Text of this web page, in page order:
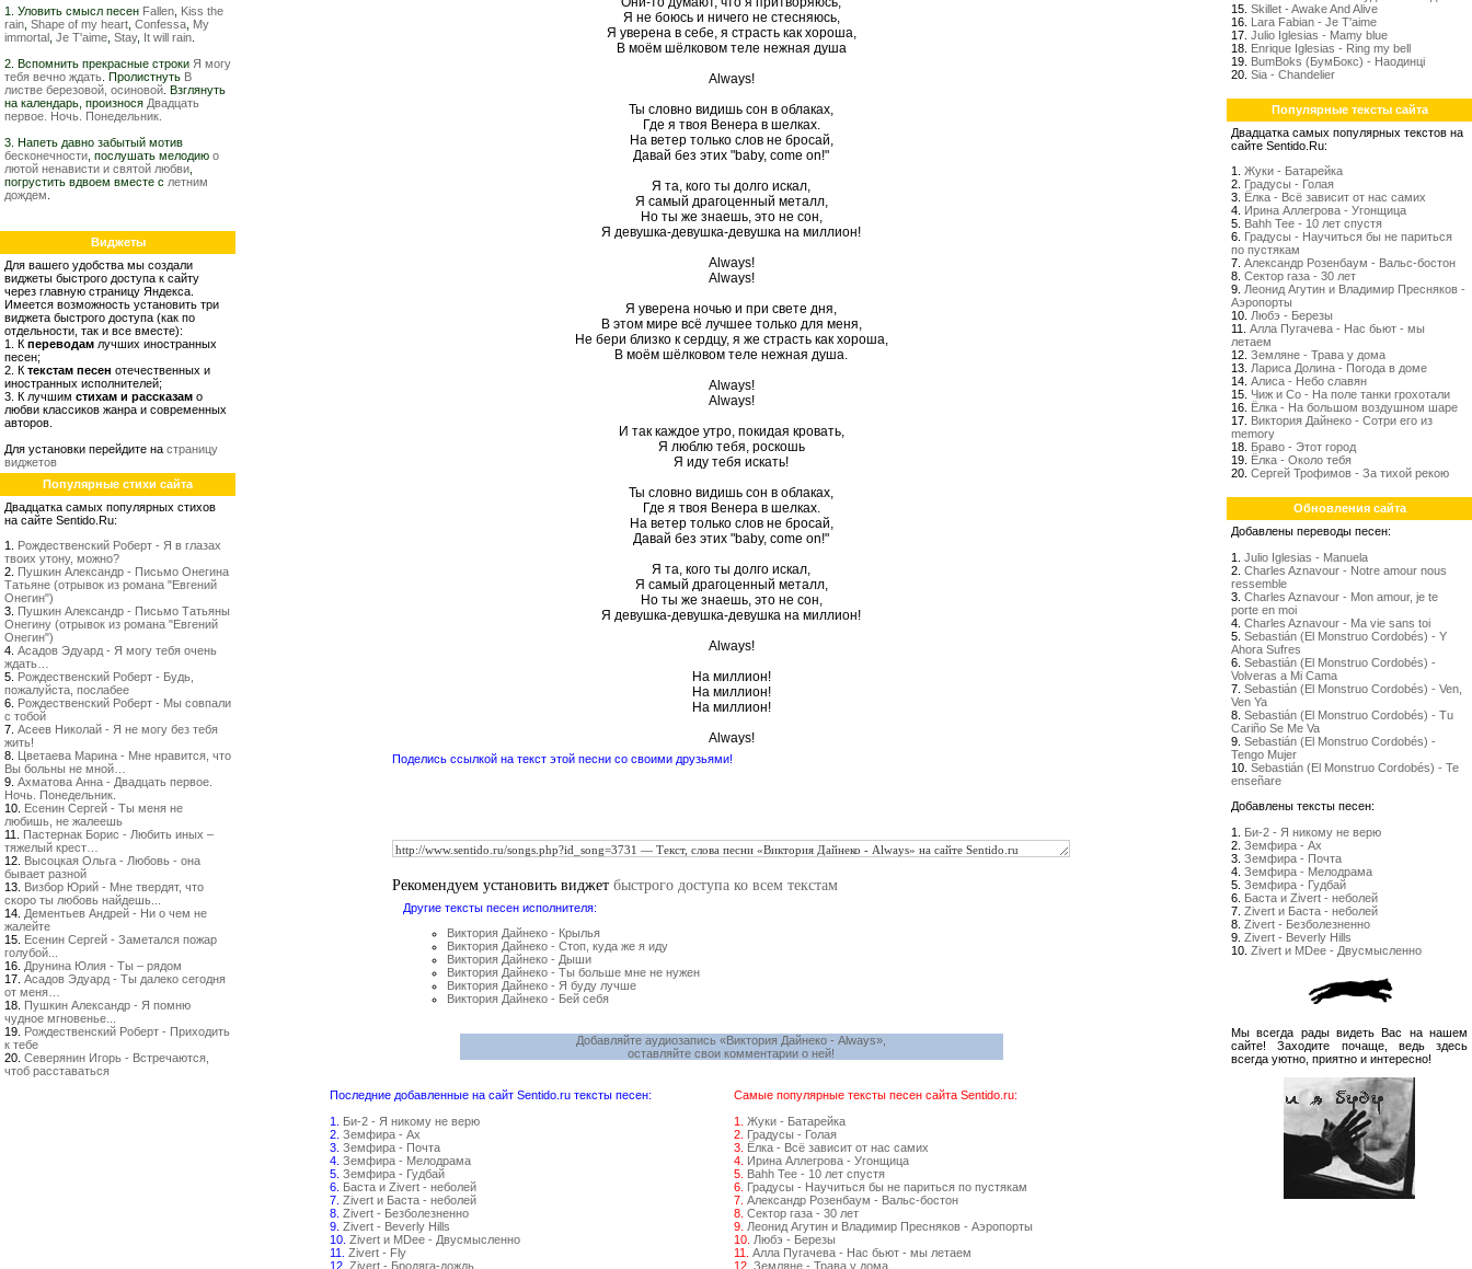
1. Уловить смысл песен Fallen Kiss the
rain Shape of my heart Confessa My
immortal Je T'aime Stay, It will rain
2. Вспомнить прекрасные строки Я могу
тебя вечно ждать . Пролистнуть В
листве березовой, осиновой . Взглянуть
на календарь, произнося Двадцать
первое. Ночь. Понедельник.
3. Напеть давно забытый мотив
бесконечности , послушать мелодию о
лютой ненависти и святой любви
погрустить вдвоем вместе с летним
дождем
Виджеты
Для вашего удобства мы создали
виджеты быстрого доступа к сайту
через главную страницу Яндекса.
Имеется возможность установить три
виджета быстрого доступа (как по
отдельности, так и все вместе):
1. К переводам лучших иностранных
песен;
2. К текстам песен отечественных и
иностранных исполнителей;
3. К лучшим стихам и рассказам о
любви классиков жанра и современных
авторов.
Для установки перейдите на страницу
виджетов
Популярные стихи сайта
Двадцатка самых популярных стихов
на сайте Sentido.Ru:
1. Рождественский Роберт - Я в глазах
твоих утону, можно?
2. Пушкин Александр - Письмо Онегина
Татьяне (отрывок из романа "Евгений
Онегин")
3. Пушкин Александр - Письмо Татьяны
Онегину (отрывок из романа "Евгений
Онегин")
4. Асадов Эдуард - Я могу тебя очень
ждать…
5. Рождественский Роберт - Будь,
пожалуйста, послабее
6. Рождественский Роберт - Мы совпали
с тобой
7. Асеев Николай - Я не могу без тебя
жить!
8. Цветаева Марина - Мне нравится, что
Вы больны не мной…
9. Ахматова Анна - Двадцать первое.
Ночь. Понедельник.
10. Есенин Сергей - Ты меня не
любишь, не жалеешь
11. Пастернак Борис - Любить иных –
тяжелый крест…
12. Высоцкая Ольга - Любовь - она
бывает разной
13. Визбор Юрий - Мне твердят, что
скоро ты любовь найдешь...
14. Дементьев Андрей - Ни о чем не
жалейте
15. Есенин Сергей - Заметался пожар
голубой...
16. Друнина Юлия - Ты – рядом
17. Асадов Эдуард - Ты далеко сегодня
от меня…
18. Пушкин Александр - Я помню
чудное мгновенье...
19. Рождественский Роберт - Приходить
к тебе
20. Северянин Игорь - Встречаются,
чтоб расставаться
Я не боюсь и ничего не стесняюсь,
Я уверена в себе, я страсть как хороша,
В моём шёлковом теле нежная душа
Always!
Ты словно видишь сон в облаках,
Где я твоя Венера в шелках.
На ветер только слов не бросай,
Давай без этих "baby, come on!"
Я та, кого ты долго искал,
Я самый драгоценный металл,
Но ты же знаешь, это не сон,
Я девушка-девушка-девушка на миллион!
Always!
Always!
Я уверена ночью и при свете дня,
В этом мире всё лучшее только для меня,
Не бери близко к сердцу, я же страсть как хороша,
В моём шёлковом теле нежная душа.
Always!
Always!
И так каждое утро, покидая кровать,
Я люблю тебя, роскошь
Я иду тебя искать!
Ты словно видишь сон в облаках,
Где я твоя Венера в шелках.
На ветер только слов не бросай,
Давай без этих "baby, come on!"
Я та, кого ты долго искал,
Я самый драгоценный металл,
Но ты же знаешь, это не сон,
Я девушка-девушка-девушка на миллион!
Always!
На миллион!
На миллион!
На миллион!
Always!
Поделись ссылкой на текст этой песни со своими друзьями!
Рекомендуем установить виджет быстрого доступа ко всем текстам
Другие тексты песен исполнителя:
Виктория Дайнеко - Крылья
Виктория Дайнеко - Стоп, куда же я иду
Виктория Дайнеко - Дыши
Виктория Дайнеко - Ты больше мне не нужен
Виктория Дайнеко - Я буду лучше
Виктория Дайнеко - Бей себя
Добавляйте аудиозапись «Виктория Дайнеко - Always»,
оставляйте свои комментарии о ней!
Последние добавленные на сайт Sentido.ru тексты песен:
1.
Би-2 - Я никому не верю
2. Земфира - Ах
3. Земфира - Почта
4. Земфира - Мелодрама
5. Земфира - Гудбай
6. Баста и Zivert - неболей
7. Zivert и Баста - неболей
8. Zivert - Безболезненно
9. Zivert - Beverly Hills
10. Zivert и MDee - Двусмысленно
11. Zivert - Fly
12. Zivert - Бродяга-дождь
Самые популярные тексты песен сайта Sentido.ru:
1. Жуки - Батарейка
2. Градусы - Голая
3. Ёлка - Всё зависит от нас самих
4. Ирина Аллегрова - Угонщица
5. Bahh Tee - 10 лет спустя
6. Градусы - Научиться бы не париться по пустякам
7. Александр Розенбаум - Вальс-бостон
8. Сектор газа - 30 лет
9. Леонид Агутин и Владимир Пресняков - Аэропорты
10. Любэ - Березы
11. Алла Пугачева - Нас бьют - мы летаем
12. Земляне - Трава у дома
15. Skillet - Awake And Alive
16. Lara Fabian - Je T'aime
17. Julio Iglesias - Mamy blue
18. Enrique Iglesias - Ring my bell
19. BumBoks (БумБокс) - Наодинці
20. Sia - Chandelier
Популярные тексты сайта
Двадцатка самых популярных текстов на
сайте Sentido.Ru:
1. Жуки - Батарейка
2. Градусы - Голая
3. Ёлка - Всё зависит от нас самих
4. Ирина Аллегрова - Угонщица
5. Bahh Tee - 10 лет спустя
6. Градусы - Научиться бы не париться
по пустякам
7. Александр Розенбаум - Вальс-бостон
8. Сектор газа - 30 лет
9. Леонид Агутин и Владимир Пресняков -
Аэропорты
10. Любэ - Березы
11. Алла Пугачева - Нас бьют - мы
летаем
12. Земляне - Трава у дома
13. Лариса Долина - Погода в доме
14. Алиса - Небо славян
15. Чиж и Со - На поле танки грохотали
16. Ёлка - На большом воздушном шаре
17. Виктория Дайнеко - Сотри его из
memory
18. Браво - Этот город
19. Ёлка - Около тебя
20. Сергей Трофимов - За тихой рекою
Обновления сайта
Добавлены переводы песен:
1. Julio Iglesias - Manuela
2. Charles Aznavour - Notre amour nous
ressemble
3. Charles Aznavour - Mon amour, je te
porte en moi
4. Charles Aznavour - Ma vie sans toi
5. Sebastián (El Monstruo Cordobés) - Y
Ahora Sufres
6. Sebastián (El Monstruo Cordobés) -
Volveras a Mi Cama
7. Sebastián (El Monstruo Cordobés) - Ven,
Ven Ya
8. Sebastián (El Monstruo Cordobés) - Tu
Cariño Se Me Va
9. Sebastián (El Monstruo Cordobés) -
Tengo Mujer
10. Sebastián (El Monstruo Cordobés) - Te
enseñare
Добавлены тексты песен:
1. Би-2 - Я никому не верю
2. Земфира - Ах
3. Земфира - Почта
4. Земфира - Мелодрама
5. Земфира - Гудбай
6. Баста и Zivert - неболей
7. Zivert и Баста - неболей
8. Zivert - Безболезненно
9. Zivert - Beverly Hills
10. Zivert и MDee - Двусмысленно
Мы всегда рады видеть Вас на нашем
сайте! Заходите почаще, ведь здесь
всегда уютно, приятно и интересно!